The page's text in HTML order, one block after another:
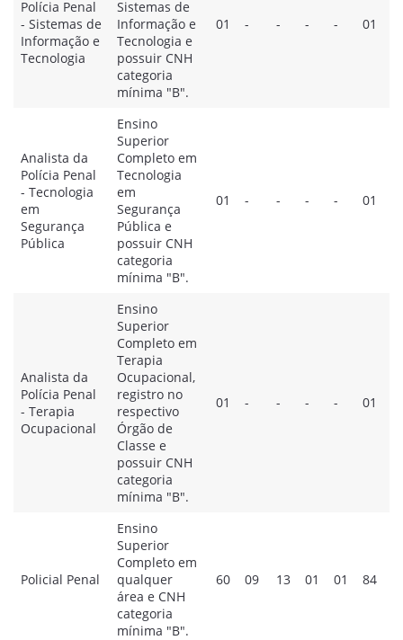
Polícia Penal
- Sistemas de
Informação e
Tecnologia
Sistemas de
Informação e
Tecnologia e
possuir CNH
categoria
mínima "B".
01 - - - - 01
Analista da
Polícia Penal
- Tecnologia
em
Segurança
Pública
Ensino
Superior
Completo em
Tecnologia
em
Segurança
Pública e
possuir CNH
categoria
mínima "B".
01 - - - - 01
Analista da
Polícia Penal
- Terapia
Ocupacional
Ensino
Superior
Completo em
Terapia
Ocupacional,
registro no
respectivo
Órgão de
Classe e
possuir CNH
categoria
mínima "B".
01 - - - - 01
Policial Penal
Ensino
Superior
Completo em
qualquer
área e CNH
categoria
mínima "B".
60 09 13 01 01 84